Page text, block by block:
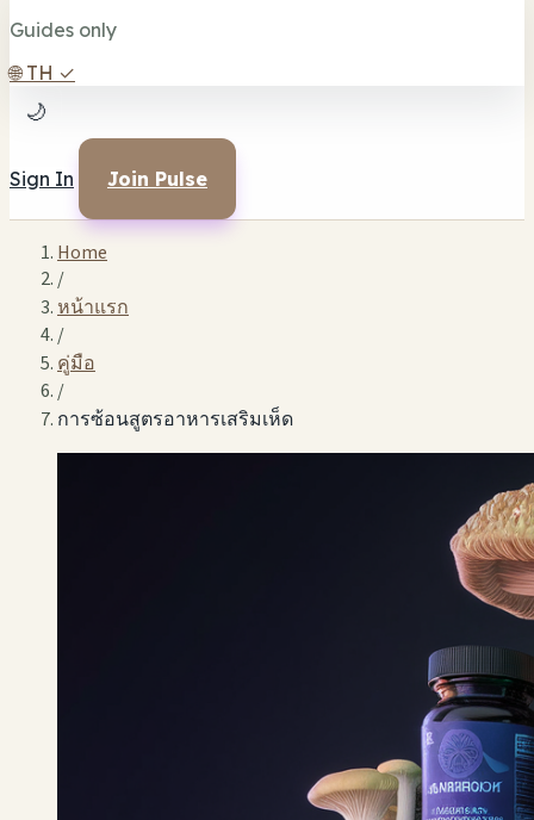
Guides only
🌐 TH ✓
🌙
Sign In Join Pulse
Home
/
หน้าแรก
/
คู่มือ
/
การซ้อนสูตรอาหารเสริมเห็ด